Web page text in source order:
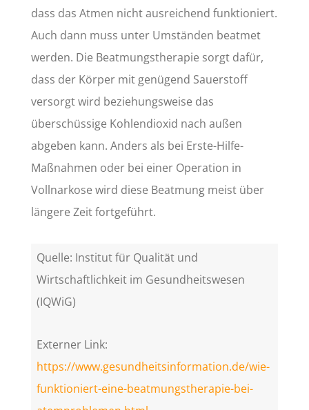
dass das Atmen nicht ausreichend funktioniert.
Auch dann muss unter Umständen beatmet
werden. Die Beatmungstherapie sorgt dafür,
dass der Körper mit genügend Sauerstoff
versorgt wird beziehungsweise das
überschüssige Kohlendioxid nach außen
abgeben kann. Anders als bei Erste-Hilfe-
Maßnahmen oder bei einer Operation in
Vollnarkose wird diese Beatmung meist über
längere Zeit fortgeführt.
Quelle: Institut für Qualität und
Wirtschaftlichkeit im Gesundheitswesen
(IQWiG)
Externer Link:
https://www.gesundheitsinformation.de/wie-
funktioniert-eine-beatmungstherapie-bei-